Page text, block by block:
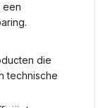
een
die
technische